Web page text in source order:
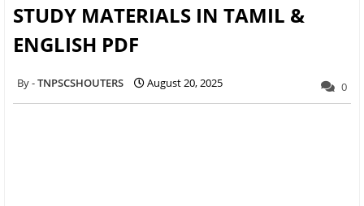
STUDY MATERIALS IN TAMIL &
ENGLISH PDF
TNPSCSHOUTERS August 20, 2025 0